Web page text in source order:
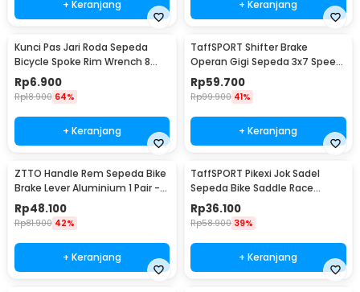
+ Keranjang + Keranjang
Kunci Pas Jari Roda Sepeda
Bicycle Spoke Rim Wrench 8
Way - W805
Rp6.900
Rp18.900 64%
+ Keranjang
TaffSPORT Shifter Brake
Operan Gigi Sepeda 3x7 Speed
2 PCS
Rp59.700
Rp99.900 41%
+ Keranjang
ZTTO Handle Rem Sepeda Bike
Brake Lever Aluminium 1 Pair -
CBL-09
Rp48.100
Rp81.900 42%
+ Keranjang
TaffSPORT Pikexi Jok Sadel
Sepeda Bike Saddle Race
Ergonomic Anti Air - FX20
Rp36.100
Rp58.900 39%
+ Keranjang